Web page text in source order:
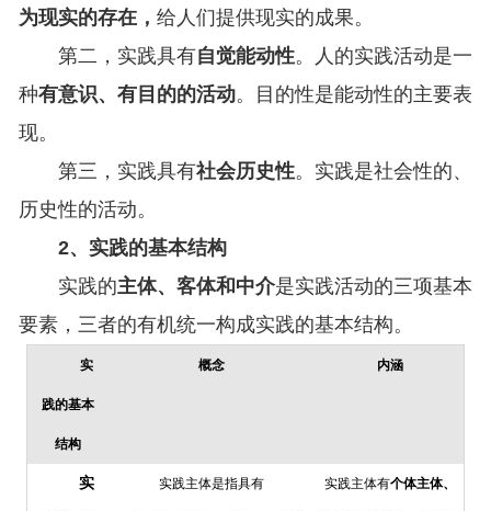
为现实的存在， 给人们提供现实的成果。
第二，实践具有自觉能动性。人的实践活动是一
种有意识、有目的的活动。目的性是能动性的主要表
现。
第三，实践具有社会历史性。实践是社会性的、
历史性的活动。
2、实践的基本结构
实践的主体、客体和中介是实践活动的三项基本
要素，三者的有机统一构成实践的基本结构。
实
践的基本
结构
概念 内涵
实 实践主体是指具有 实践主体有个体主体、